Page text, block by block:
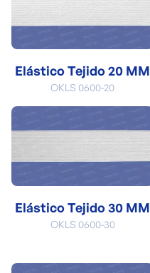
Elástico Tejido 20 MM
OKLS 0600-20
Elástico Tejido 30 MM
OKLS 0600-30